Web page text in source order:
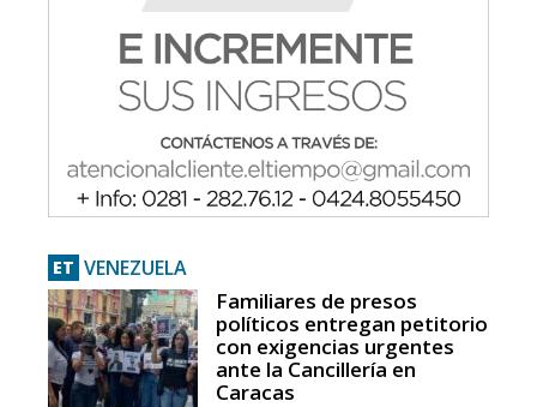
ET VENEZUELA
Familiares de presos
políticos entregan petitorio
con exigencias urgentes
ante la Cancillería en
Caracas